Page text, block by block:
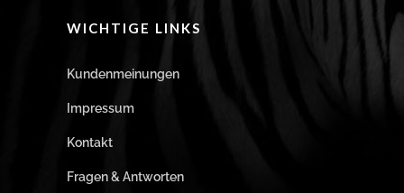
WICHTIGE LINKS
Kundenmeinungen
Impressum
Kontakt
Fragen & Antworten